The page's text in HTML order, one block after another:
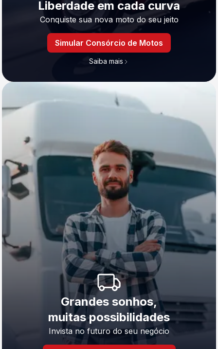
Liberdade em cada curva
Conquiste sua nova moto do seu jeito
Simular Consórcio de Motos
Saiba mais
Grandes sonhos,
muitas possibilidades
Invista no futuro do seu negócio